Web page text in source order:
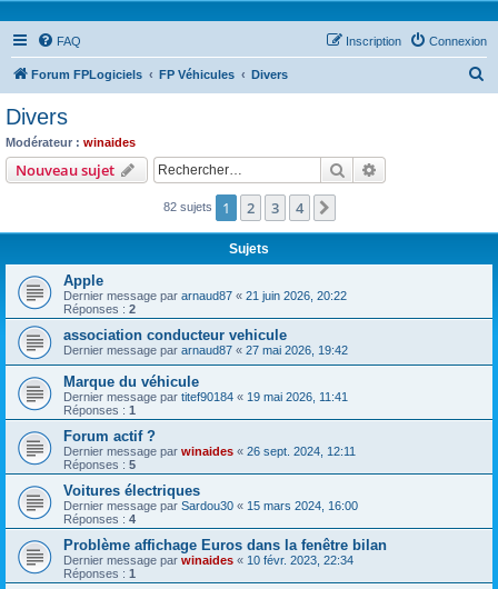
FAQ Connexion
Inscription
Forum FPLogiciels FP Véhicules Divers
c
Divers
Modérateur : winaides
Nouveau sujet Rechercher
82 sujets 1 2 3 4
Sujets
Apple
Dernier message par arnaud87 « 21 juin 2026, 20:22
Réponses : 2
association conducteur vehicule
Dernier message par arnaud87 « 27 mai 2026, 19:42
Marque du véhicule
Dernier message par titef90184 « 19 mai 2026, 11:41
Réponses : 1
Forum actif ?
Dernier message par winaides « 26 sept. 2024, 12:11
Réponses : 5
Voitures électriques
Dernier message par Sardou30 « 15 mars 2024, 16:00
Réponses : 4
Problème affichage Euros dans la fenêtre bilan
Dernier message par winaides « 10 févr. 2023, 22:34
Réponses : 1